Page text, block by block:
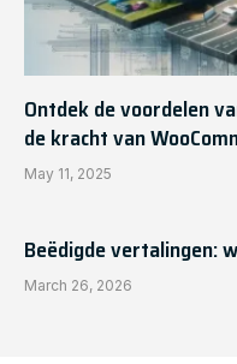
Ontdek de voordelen
de kracht van
May 11, 2025
Beëdigde vertalingen:
March 26, 2026